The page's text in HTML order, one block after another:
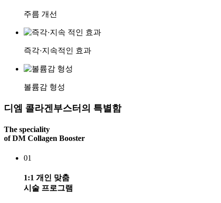
주름 개선
즉각·지속적인 효과
볼륨감 형성
디엠 콜라겐부스터의 특별함
The speciality
of DM Collagen Booster
01
1:1 개인 맞춤
시술 프로그램